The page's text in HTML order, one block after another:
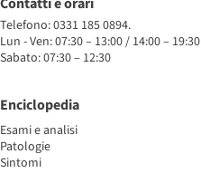
Telefono: 0331 185 0894.
Lun - Ven: 07:30 – 13:00 / 14:00 – 19:30
Sabato: 07:30 – 12:30
Enciclopedia
Esami e analisi
Patologie
Sintomi